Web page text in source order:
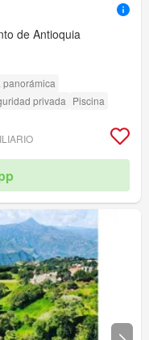
de Antioquia
panorámica
privada Piscina